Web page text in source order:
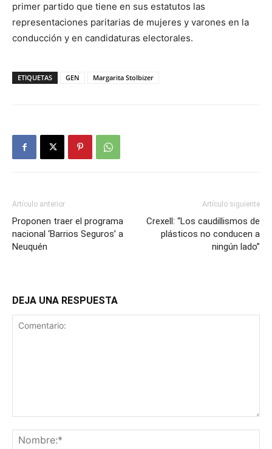
primer partido que tiene en sus estatutos las
representaciones paritarias de mujeres y varones en la
conducción y en candidaturas electorales.
ETIQUETAS GEN Margarita Stolbizer
Artículo anterior
Proponen traer el programa
nacional ‘Barrios Seguros’ a
Neuquén
Artículo siguiente
Crexell: “Los caudillismos de
plásticos no conducen a
ningún lado”
DEJA UNA RESPUESTA